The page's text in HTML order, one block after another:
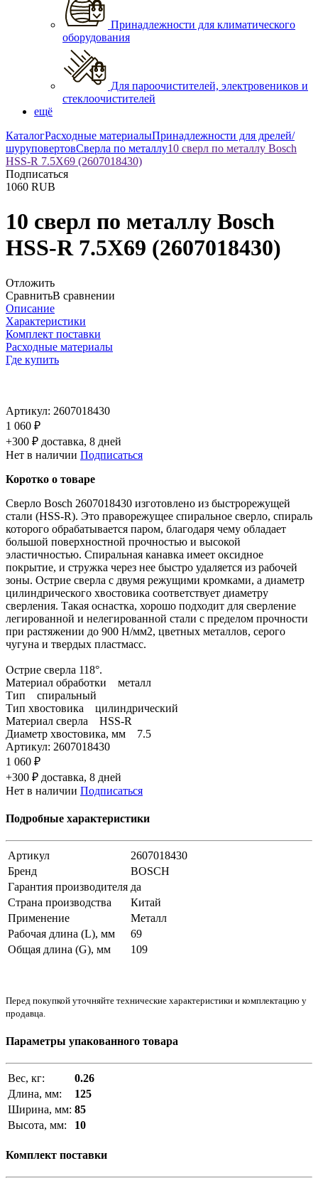
Принадлежности для климатического
оборудования
Для пароочистителей, электровеников и
стеклоочистителей
ещё
КаталогРасходные материалыПринадлежности для дрелей/
шуруповертовСверла по металлу10 сверл по металлу Bosch
HSS-R 7.5Х69 (2607018430)
Подписаться
1060 RUB
10 сверл по металлу Bosch
HSS-R 7.5Х69 (2607018430)
Отложить
СравнитьВ сравнении
Описание
Характеристики
Комплект поставки
Расходные материалы
Где купить
Артикул: 2607018430
1 060 ₽
+300 ₽ доставка, 8 дней
Нет в наличии Подписаться
Коротко о товаре
Сверло Bosch 2607018430 изготовлено из быстрорежущей
стали (HSS-R). Это праворежущее спиральное сверло, спираль
которого обрабатывается паром, благодаря чему обладает
большой поверхностной прочностью и высокой
эластичностью. Спиральная канавка имеет оксидное
покрытие, и стружка через нее быстро удаляется из рабочей
зоны. Острие сверла с двумя режущими кромками, а диаметр
цилиндрического хвостовика соответствует диаметру
сверления. Такая оснастка, хорошо подходит для сверление
легированной и нелегированной стали с пределом прочности
при растяжении до 900 Н/мм2, цветных металлов, серого
чугуна и твердых пластмасс.
Острие сверла 118°.
Материал обработки металл
Тип спиральный
Тип хвостовика цилиндрический
Материал сверла HSS-R
Диаметр хвостовика, мм 7.5
Артикул: 2607018430
1 060 ₽
+300 ₽ доставка, 8 дней
Нет в наличии Подписаться
Подробные характеристики
Артикул
2607018430
Бренд
BOSCH
Гарантия производителя да
Страна производства
Китай
Применение
Металл
Рабочая длина (L), мм
69
Общая длина (G), мм
109
Перед покупкой уточняйте технические характеристики и комплектацию у
продавца.
Параметры упакованного товара
Вес, кг:
0.26
Длина, мм:
125
Ширина, мм: 85
Высота, мм:
10
Комплект поставки